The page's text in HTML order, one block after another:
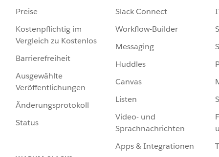
Preise
Kostenpflichtig im
Vergleich zu Kostenlos
Barrierefreiheit
Ausgewählte
Veröffentlichungen
Änderungsprotokoll
Status
Slack Connect
Workflow-Builder
Messaging
Huddles
Canvas
Listen
Video- und
Sprachnachrichten
Apps & Integrationen